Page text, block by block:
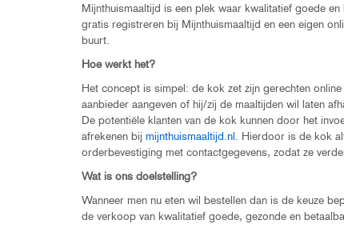
Mijnthuismaaltijd is een plek waar kwalitatief goede
gratis registreren bij Mijnthuismaaltijd en een eigen
buurt.
Hoe werkt het?
Het concept is simpel: de kok zet zijn gerechten
aanbieder aangeven of hij/zij de maaltijden wil laten
De potentiële klanten van de kok kunnen door het
afrekenen bij mijnthuismaaltijd.nl. Hierdoor is de kok
orderbevestiging met contactgegevens, zodat ze
Wat is ons doelstelling?
Wanneer men nu eten wil bestellen dan is de keuze
de verkoop van kwalitatief goede, gezonde en